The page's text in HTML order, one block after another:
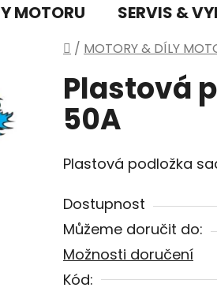
MOTORU SERVIS &
Domů
/ MOTORY & DÍLY
Plastová
50A
Plastová podložka
Dostupnost
Můžeme doručit do:
Možnosti doručení
Kód: